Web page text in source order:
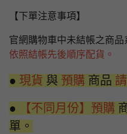
【下單注意事項】
官網購物車中未結帳之商品
依照結帳先後順序配貨。
● 現貨 與 預購 商品
● 【不同月份】預購
單。